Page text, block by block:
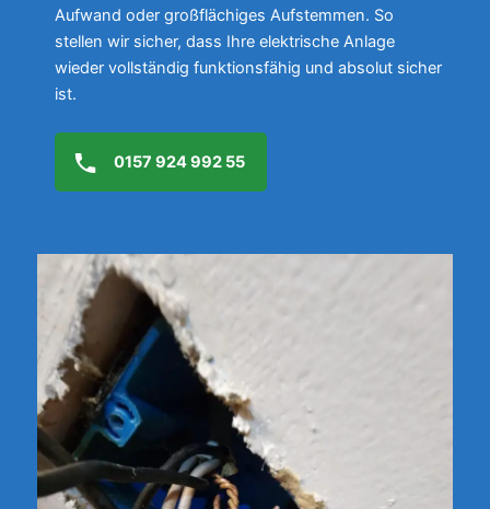
Aufwand oder großflächiges Aufstemmen. So
stellen wir sicher, dass Ihre elektrische Anlage
wieder vollständig funktionsfähig und absolut sicher
ist.
0157 924 992 55